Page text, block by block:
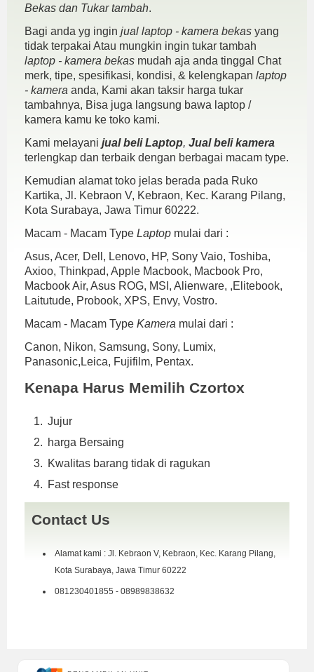
Bekas dan Tukar tambah.
Bagi anda yg ingin jual laptop - kamera bekas yang
tidak terpakai Atau mungkin ingin tukar tambah
laptop - kamera bekas mudah aja anda tinggal Chat
merk, tipe, spesifikasi, kondisi, & kelengkapan laptop
- kamera anda, Kami akan taksir harga tukar
tambahnya, Bisa juga langsung bawa laptop /
kamera kamu ke toko kami.
Kami melayani jual beli Laptop, Jual beli kamera
terlengkap dan terbaik dengan berbagai macam type.
Kemudian alamat toko jelas berada pada Ruko
Kartika, Jl. Kebraon V, Kebraon, Kec. Karang Pilang,
Kota Surabaya, Jawa Timur 60222.
Macam - Macam Type Laptop mulai dari :
Asus, Acer, Dell, Lenovo, HP, Sony Vaio, Toshiba,
Axioo, Thinkpad, Apple Macbook, Macbook Pro,
Macbook Air, Asus ROG, MSI, Alienware, ,Elitebook,
Laitutude, Probook, XPS, Envy, Vostro.
Macam - Macam Type Kamera mulai dari :
Canon, Nikon, Samsung, Sony, Lumix,
Panasonic,Leica, Fujifilm, Pentax.
Kenapa Harus Memilih Czortox
Jujur
harga Bersaing
Kwalitas barang tidak di ragukan
Fast response
Contact Us
Alamat kami : Jl. Kebraon V, Kebraon, Kec. Karang Pilang,
Kota Surabaya, Jawa Timur 60222
081230401855 - 08989838632